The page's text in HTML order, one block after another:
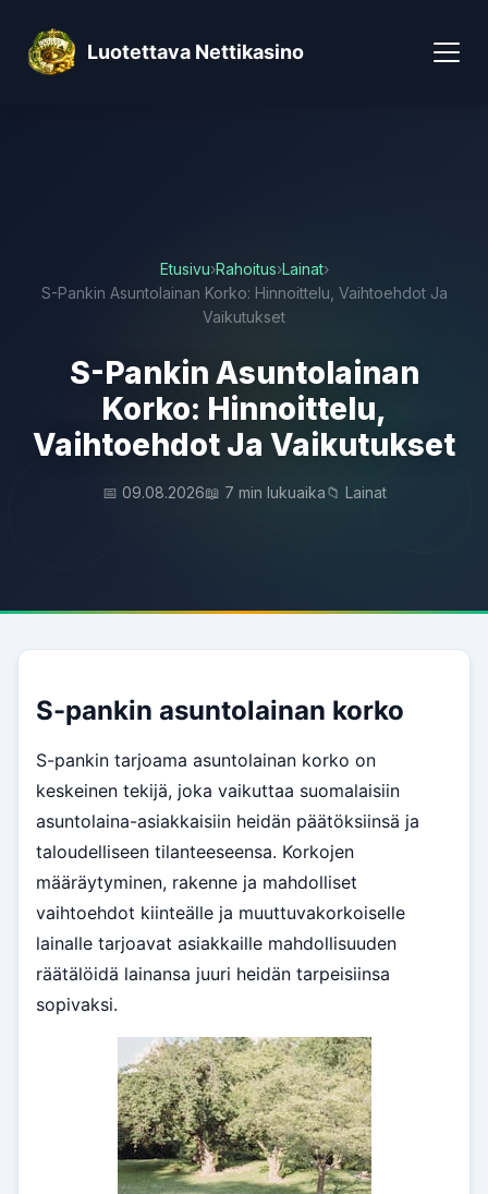
Luotettava Nettikasino
Etusivu›Rahoitus›Lainat›
S-Pankin Asuntolainan Korko: Hinnoittelu, Vaihtoehdot Ja
Vaikutukset
S-Pankin Asuntolainan
Korko: Hinnoittelu,
Vaihtoehdot Ja Vaikutukset
📅 09.08.2026📖 7 min lukuaika📁 Lainat
S-pankin asuntolainan korko
S-pankin tarjoama asuntolainan korko on
keskeinen tekijä, joka vaikuttaa suomalaisiin
asuntolaina-asiakkaisiin heidän päätöksiinsä ja
taloudelliseen tilanteeseensa. Korkojen
määräytyminen, rakenne ja mahdolliset
vaihtoehdot kiinteälle ja muuttuvakorkoiselle
lainalle tarjoavat asiakkaille mahdollisuuden
räätälöidä lainansa juuri heidän tarpeisiinsa
sopivaksi.